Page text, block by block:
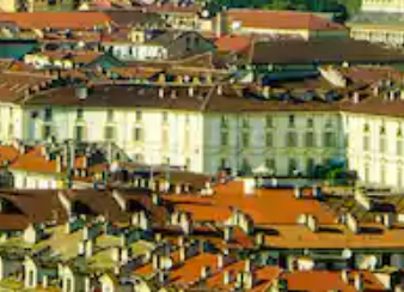
de las flechas hacia arriba y hacia abajo, o